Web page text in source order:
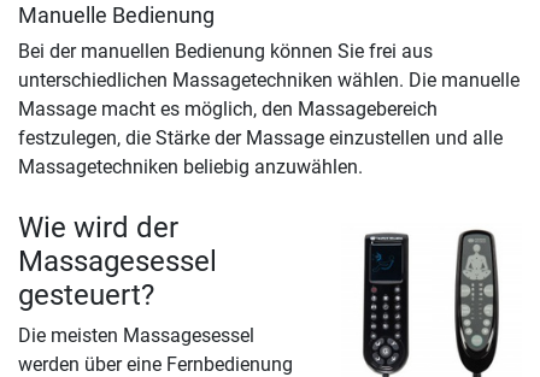
Manuelle Bedienung
Bei der manuellen Bedienung können Sie frei aus
unterschiedlichen Massagetechniken wählen. Die manuelle
Massage macht es möglich, den Massagebereich
festzulegen, die Stärke der Massage einzustellen und alle
Massagetechniken beliebig anzuwählen.
Wie wird der
Massagesessel
gesteuert?
Die meisten Massagesessel
werden über eine Fernbedienung